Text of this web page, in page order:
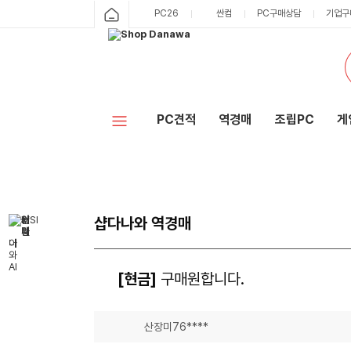
PC26 싼컴 PC구매상담 기업
PC견적 역경매 조립PC 게
샵다나와 역경매
[현금] 구매원합니다.
산장미76****